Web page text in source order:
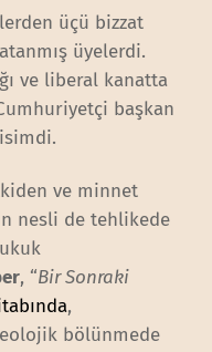
üçü bizzat
üyelerdi.
ve liberal kanatta
başkan
ve minnet
nesli de tehlikede
, “Bir Sonraki
,
bölünmede